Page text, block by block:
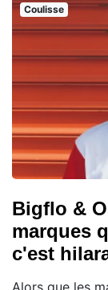
Coulisse
Bigflo &
marques
c'est
Alors que les